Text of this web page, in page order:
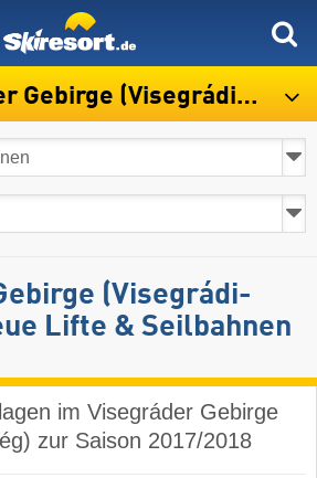
(Visegrádi-hegység)
(Visegrádi-
Lifte & Seilbahnen
im Visegráder Gebirge
zur Saison 2017/2018